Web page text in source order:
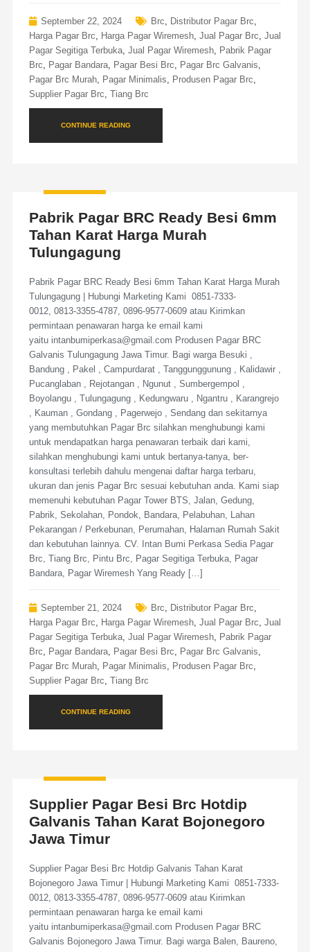
September 22, 2024 Brc Distributor Pagar Brc
Harga Pagar Brc
Harga Pagar Wiremesh, Jual Pagar Brc Jual
Pagar Segitiga Terbuka, Jual Pagar Wiremesh,
Pabrik Pagar
Brc
Pagar Bandara, Pagar Besi Brc Pagar Brc Galvanis
Pagar Brc Murah, Pagar Minimalis Produsen Pagar Brc
Supplier Pagar Brc Tiang Brc
CONTINUE READING
Pabrik Pagar BRC Ready Besi 6mm
Tahan Karat Harga Murah
Tulungagung
Pabrik Pagar BRC Ready Besi 6mm Tahan Karat Harga Murah
Tulungagung | Hubungi Marketing Kami 0851-7333-
0012, 0813-3355-4787, 0896-9577-0609 atau Kirimkan
permintaan penawaran harga ke email kami
yaitu intanbumiperkasa@gmail.com Produsen Pagar BRC
Galvanis Tulungagung Jawa Timur. Bagi warga Besuki ,
Bandung , Pakel , Campurdarat , Tanggunggunung , Kalidawir ,
Pucanglaban , Rejotangan , Ngunut , Sumbergempol ,
Boyolangu , Tulungagung , Kedungwaru , Ngantru , Karangrejo
, Kauman , Gondang , Pagerwejo , Sendang dan sekitarnya
yang membutuhkan Pagar Brc silahkan menghubungi kami
untuk mendapatkan harga penawaran terbaik dari kami,
silahkan menghubungi kami untuk bertanya-tanya, ber-
konsultasi terlebih dahulu mengenai daftar harga terbaru,
ukuran dan jenis Pagar Brc sesuai kebutuhan anda. Kami siap
memenuhi kebutuhan Pagar Tower BTS, Jalan, Gedung,
Pabrik, Sekolahan, Pondok, Bandara, Pelabuhan, Lahan
Pekarangan / Perkebunan, Perumahan, Halaman Rumah Sakit
dan kebutuhan lainnya. CV. Intan Bumi Perkasa Sedia Pagar
Brc, Tiang Brc, Pintu Brc, Pagar Segitiga Terbuka, Pagar
Bandara, Pagar Wiremesh Yang Ready […]
September 21, 2024 Brc Distributor Pagar Brc
Harga Pagar Brc
Harga Pagar Wiremesh, Jual Pagar Brc Jual
Pagar Segitiga Terbuka, Jual Pagar Wiremesh,
Pabrik Pagar
Brc
Pagar Bandara, Pagar Besi Brc Pagar Brc Galvanis
Pagar Brc Murah, Pagar Minimalis Produsen Pagar Brc
Supplier Pagar Brc Tiang Brc
CONTINUE READING
Supplier Pagar Besi Brc Hotdip
Galvanis Tahan Karat Bojonegoro
Jawa Timur
Supplier Pagar Besi Brc Hotdip Galvanis Tahan Karat
Bojonegoro Jawa Timur | Hubungi Marketing Kami 0851-7333-
0012, 0813-3355-4787, 0896-9577-0609 atau Kirimkan
permintaan penawaran harga ke email kami
yaitu intanbumiperkasa@gmail.com Produsen Pagar BRC
Galvanis Bojonegoro Jawa Timur. Bagi warga Balen, Baureno,